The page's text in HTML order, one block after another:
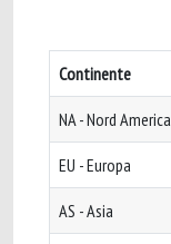
Continente
NA - Nord America
EU - Europa
AS - Asia